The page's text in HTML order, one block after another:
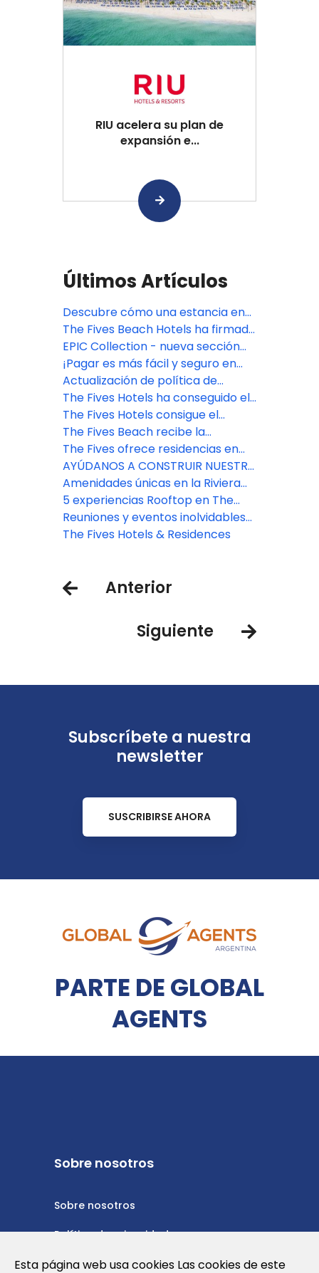
RIU acelera su plan de
expansión e...
Últimos Artículos
Descubre cómo una estancia en
The Fives Hotels & Residences
mejora la experiencia en la Riviera
Maya
The Fives Beach Hotels ha firmado
un acuerdo para erradicar la
explotación infantil.
EPIC Collection - nueva sección
en The Fives Beach Hotel &
Residences
¡Pagar es más fácil y seguro en
The Fives Hotels!
Actualización de política de
cobros para menores de edad
en The Fives Hotels & Residences
The Fives Hotels ha conseguido el
galardón AAA Four Diamonds.
The Fives Hotels consigue el
galardón AAA Four Diamonds.
The Fives Beach recibe la
certificación Oro de EarthCheck
The Fives ofrece residencias en
Riviera Maya y Puerto Morelos
para quienes buscan un entorno
en la naturaleza
AYÚDANOS A CONSTRUIR NUESTRA
ESTRATEGIA DE SOSTENIBILIDAD
EN THE FIVES HOTELS
Amenidades únicas en la Riviera
Maya en The Fives Hotels
5 experiencias Rooftop en The
Fives Hotels
Reuniones y eventos inolvidables
en The Fives Hotels
The Fives Hotels & Residences
Anterior
Siguiente
Subscríbete a nuestra
newsletter
SUSCRIBIRSE AHORA
PARTE DE GLOBAL
AGENTS
Sobre nosotros
Sobre nosotros
Política de privacidad
Política de cookies
Esta página web usa cookies Las cookies de este